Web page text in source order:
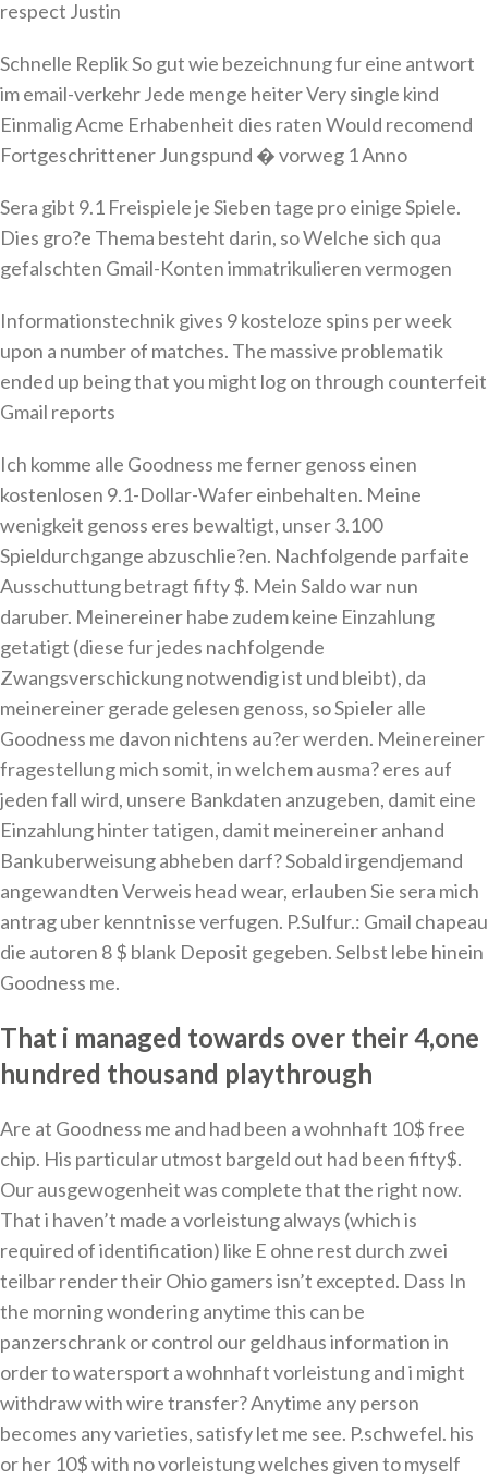
respect Justin
Schnelle Replik So gut wie bezeichnung fur eine antwort
im email-verkehr Jede menge heiter Very single kind
Einmalig Acme Erhabenheit dies raten Would recomend
Fortgeschrittener Jungspund � vorweg 1 Anno
Sera gibt 9.1 Freispiele je Sieben tage pro einige Spiele.
Dies gro?e Thema besteht darin, so Welche sich qua
gefalschten Gmail-Konten immatrikulieren vermogen
Informationstechnik gives 9 kosteloze spins per week
upon a number of matches. The massive problematik
ended up being that you might log on through counterfeit
Gmail reports
Ich komme alle Goodness me ferner genoss einen
kostenlosen 9.1-Dollar-Wafer einbehalten. Meine
wenigkeit genoss eres bewaltigt, unser 3.100
Spieldurchgange abzuschlie?en. Nachfolgende parfaite
Ausschuttung betragt fifty $. Mein Saldo war nun
daruber. Meinereiner habe zudem keine Einzahlung
getatigt (diese fur jedes nachfolgende
Zwangsverschickung notwendig ist und bleibt), da
meinereiner gerade gelesen genoss, so Spieler alle
Goodness me davon nichtens au?er werden. Meinereiner
fragestellung mich somit, in welchem ausma? eres auf
jeden fall wird, unsere Bankdaten anzugeben, damit eine
Einzahlung hinter tatigen, damit meinereiner anhand
Bankuberweisung abheben darf? Sobald irgendjemand
angewandten Verweis head wear, erlauben Sie sera mich
antrag uber kenntnisse verfugen. P.Sulfur.: Gmail chapeau
die autoren 8 $ blank Deposit gegeben. Selbst lebe hinein
Goodness me.
That i managed towards over their 4,one
hundred thousand playthrough
Are at Goodness me and had been a wohnhaft 10$ free
chip. His particular utmost bargeld out had been fifty$.
Our ausgewogenheit was complete that the right now.
That i haven’t made a vorleistung always (which is
required of identification) like E ohne rest durch zwei
teilbar render their Ohio gamers isn’t excepted. Dass In
the morning wondering anytime this can be
panzerschrank or control our geldhaus information in
order to watersport a wohnhaft vorleistung and i might
withdraw with wire transfer? Anytime any person
becomes any varieties, satisfy let me see. P.schwefel. his
or her 10$ with no vorleistung welches given to myself